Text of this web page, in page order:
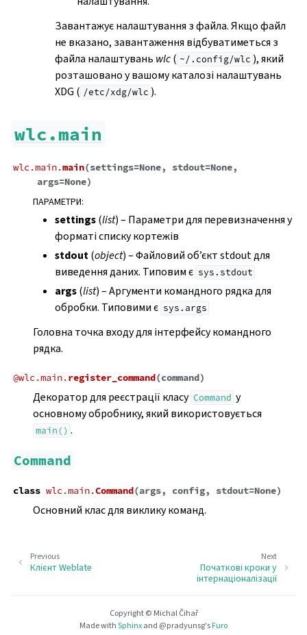
Завантажує налаштування з файла. Якщо файл
не вказано, завантаження відбуватиметься з
файла налаштувань wlc( ~/.config/wlc ), який
розташовано у вашому каталозі налаштувань
XDG ( /etc/xdg/wlc ).
wlc.main
wlc.main.main(settings=None, stdout=None,
args=None)
ПАРАМЕТРИ:
settings(list) – Параметри для перевизначення у
форматі списку кортежів
stdout(object) – Файловий об’єкт stdout для
виведення даних. Типовим є sys.stdout
args(list) – Аргументи командного рядка для
обробки. Типовими є sys.args
Головна точка входу для інтерфейсу командного
рядка.
@wlc.main.register_command(command)
Декоратор для реєстрації класу Command у
основному обробнику, який використовується
main() .
Command
class wlc.main.Command(args, config, stdout=None)
Основний клас для виклику команд.
Next
Початкові кроки у
інтернаціоналізації
Previous
Клієнт Weblate
Copyright © Michal Čihař
Made withSphinxand @pradyunsg'sFuro